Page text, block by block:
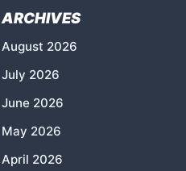
ARCHIVES
August 2026
July 2026
June 2026
May 2026
April 2026